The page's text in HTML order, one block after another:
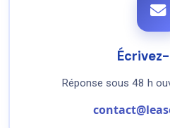
Réponse sous 48 h